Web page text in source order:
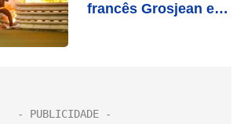
francês Grosjean em